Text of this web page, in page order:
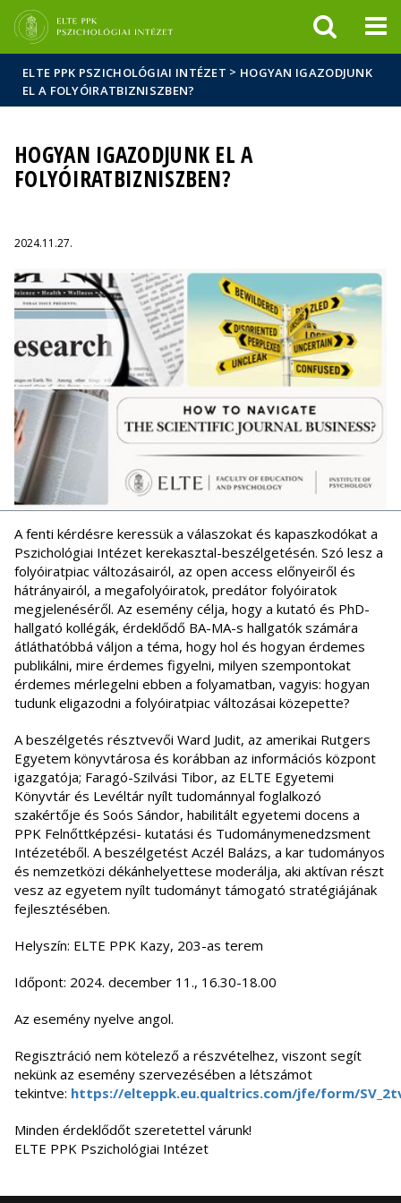
sajtóban
ELTE PPK PSZICHOLÓGIAI INTÉZET > HOGYAN IGAZODJUNK
EL A FOLYÓIRATBIZNISZBEN?
HOGYAN IGAZODJUNK EL A
FOLYÓIRATBIZNISZBEN?
2024.11.27.
A fenti kérdésre keressük a válaszokat és kapaszkodókat a
Pszichológiai Intézet kerekasztal-beszélgetésén. Szó lesz a
folyóiratpiac változásairól, az open access előnyeiről és
hátrányairól, a megafolyóiratok, predátor folyóiratok
megjelenéséről. Az esemény célja, hogy a kutató és PhD-
hallgató kollégák, érdeklődő BA-MA-s hallgatók számára
átláthatóbbá váljon a téma, hogy hol és hogyan érdemes
publikálni, mire érdemes figyelni, milyen szempontokat
érdemes mérlegelni ebben a folyamatban, vagyis: hogyan
tudunk eligazodni a folyóiratpiac változásai közepette?
A beszélgetés résztvevői Ward Judit, az amerikai Rutgers
Egyetem könyvtárosa és korábban az információs központ
igazgatója; Faragó-Szilvási Tibor, az ELTE Egyetemi
Könyvtár és Levéltár nyílt tudománnyal foglalkozó
szakértője és Soós Sándor, habilitált egyetemi docens a
PPK Felnőttképzési- kutatási és Tudománymenedzsment
Intézetéből. A beszélgetést Aczél Balázs, a kar tudományos
és nemzetközi dékánhelyettese moderálja, aki aktívan részt
vesz az egyetem nyílt tudományt támogató stratégiájának
fejlesztésében.
Helyszín: ELTE PPK Kazy, 203-as terem
Időpont: 2024. december 11., 16.30-18.00
Az esemény nyelve angol.
Regisztráció nem kötelező a részvételhez, viszont segít
nekünk az esemény szervezésében a létszámot
tekintve: https://elteppk.eu.qualtrics.com/jfe/form/
Minden érdeklődőt szeretettel várunk!
ELTE PPK Pszichológiai Intézet